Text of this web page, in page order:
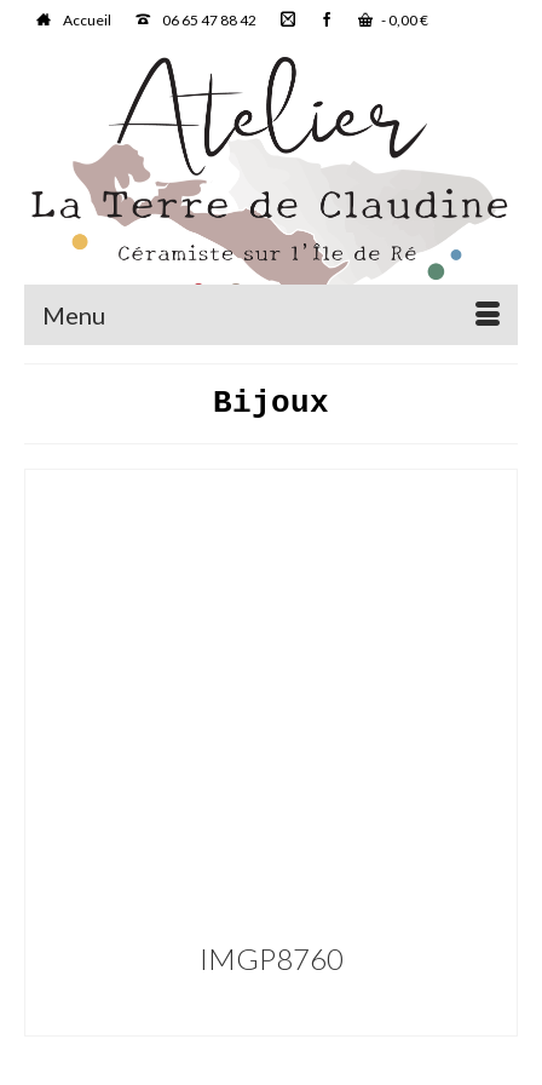
Accueil 06 65 47 88 42 -0,00€
Menu
Bijoux
IMGP8760